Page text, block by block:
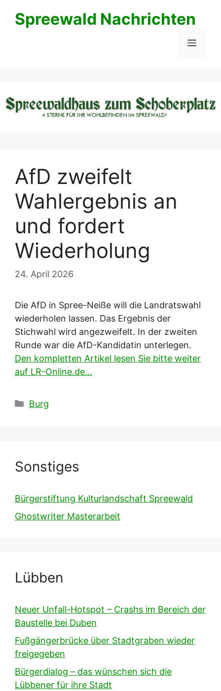
InhaltSpreewald Nachrichten
Menü
AfD zweifelt
Wahlergebnis an
und fordert
Wiederholung
24. April 2026
Die AfD in Spree-Neiße will die Landratswahl
wiederholen lassen. Das Ergebnis der
Stichwahl wird angezweifelt. In der zweiten
Runde war die AfD-Kandidatin unterlegen.
Den kompletten Artikel lesen Sie bitte weiter
auf LR-Online.de…
Kategorien
Burg
Sonstiges
Bürgerstiftung Kulturlandschaft Spreewald
Ghostwriter Masterarbeit
Lübben
Neuer Unfall-Hotspot – Crashs im Bereich der
Baustelle bei Duben
Fußgängerbrücke über Stadtgraben wieder
freigegeben
Bürgerdialog – das wünschen sich die
Lübbener für ihre Stadt